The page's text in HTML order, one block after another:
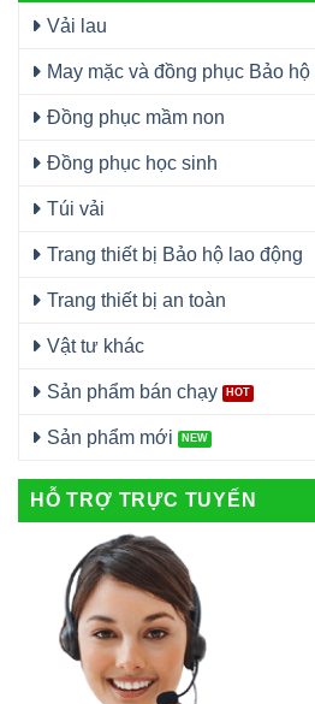
Vải lau
May mặc và đồng phục Bảo
Đồng phục mầm non
Đồng phục học sinh
Túi vải
Trang thiết bị Bảo hộ lao động
Trang thiết bị an toàn
Vật tư khác
Sản phẩm bán chạy
Sản phẩm mới
HỖ TRỢ TRỰC TUYẾN